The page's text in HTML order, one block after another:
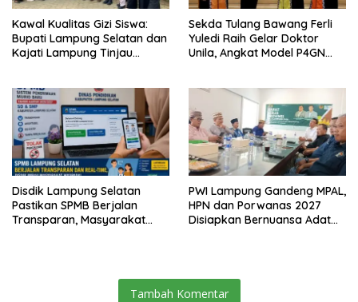
Kawal Kualitas Gizi Siswa:
Bupati Lampung Selatan dan
Kajati Lampung Tinjau
Sekda Tulang Bawang Ferli
Yuledi Raih Gelar Doktor
Unila, Angkat Model P4GN
Disdik Lampung Selatan
Pastikan SPMB Berjalan
Transparan, Masyarakat
PWI Lampung Gandeng MPAL,
HPN dan Porwanas 2027
Disiapkan Bernuansa Adat
Tambah Komentar